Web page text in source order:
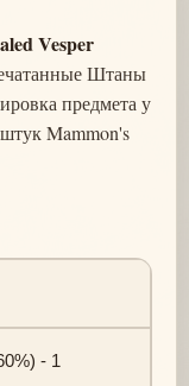
Vesper
Штаны
предмета у
Mammon's
- 1